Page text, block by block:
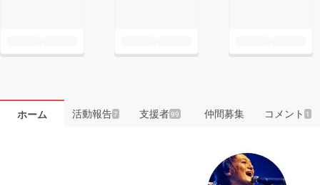
ホーム 活動報告7 支援者99 仲間募集 コメント 1